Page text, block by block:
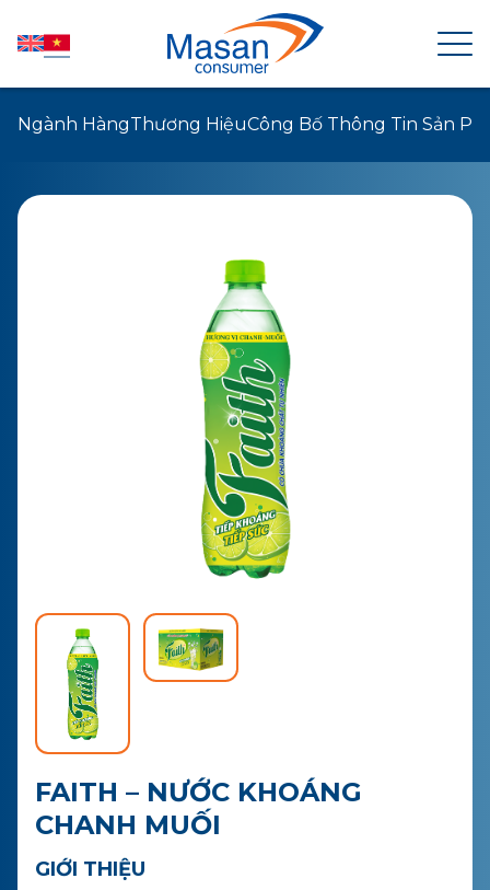
QUAN HỆ CỔ ĐÔNG
PHÁT TRIỂN BỀN VỮNG
MUA HÀNG
Ngành HàngThương HiệuCông Bố Thông Tin Sản
FAITH – NƯỚC KHOÁNG
CHANH MUỐI
GIỚI THIỆU